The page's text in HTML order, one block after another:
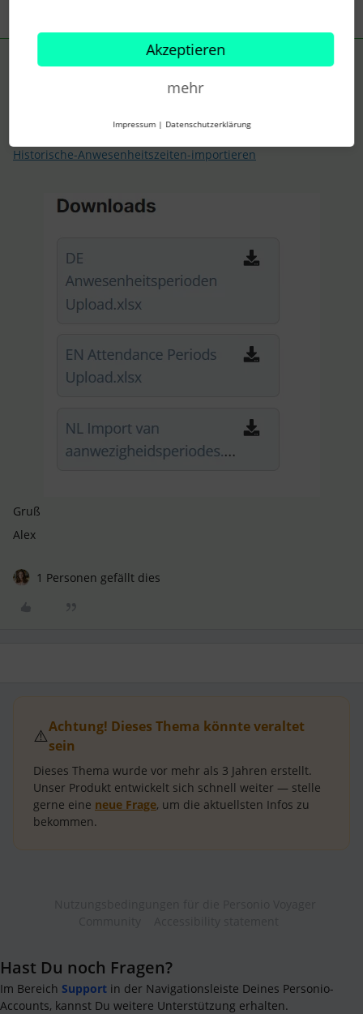
AlexB Forum|Forum|3 years ago
Historische-Anwesenheitszeiten-importieren
Gruß
Alex
1 Personen gefällt dies
⚠️Achtung! Dieses Thema könnte veraltet
sein
Dieses Thema wurde vor mehr als 3 Jahren erstellt.
Unser Produkt entwickelt sich schnell weiter — stelle
gerne eine neue Frage, um die aktuellsten Infos zu
bekommen.
Hast Du noch Fragen?
Im Bereich Support in der Navigationsleiste Deines Personio-
Accounts, kannst Du weitere Unterstützung erhalten.
Akzeptieren
mehr
Impressum | Datenschutzerklärung